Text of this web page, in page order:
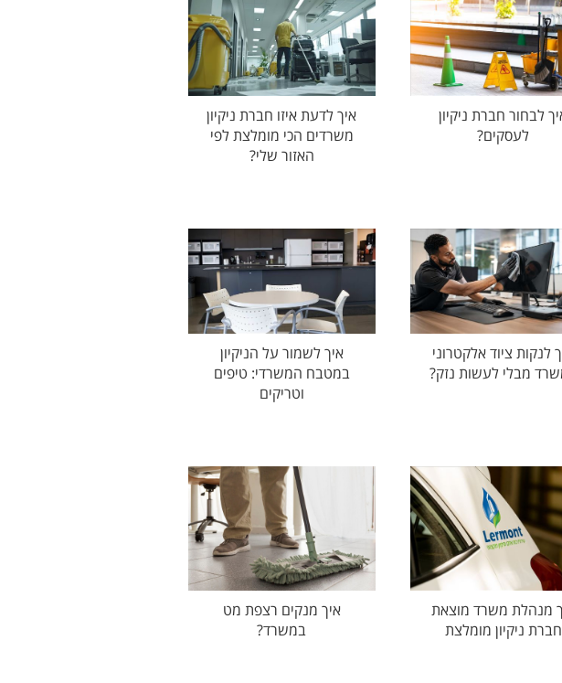
לבחור חברת ניקיון
לעסקים?
איך לדעת איזו חברת ניקיון
משרדים הכי מומלצת לפי
האזור שלי?
לנקות ציוד אלקטרוני
מבלי לעשות נזק?
איך לשמור על הניקיון
במטבח המשרדי: טיפים
וטריקים
מנהלת משרד מוצאת
חברת ניקיון מומלצת
איך מנקים רצפת מט
במשרד?